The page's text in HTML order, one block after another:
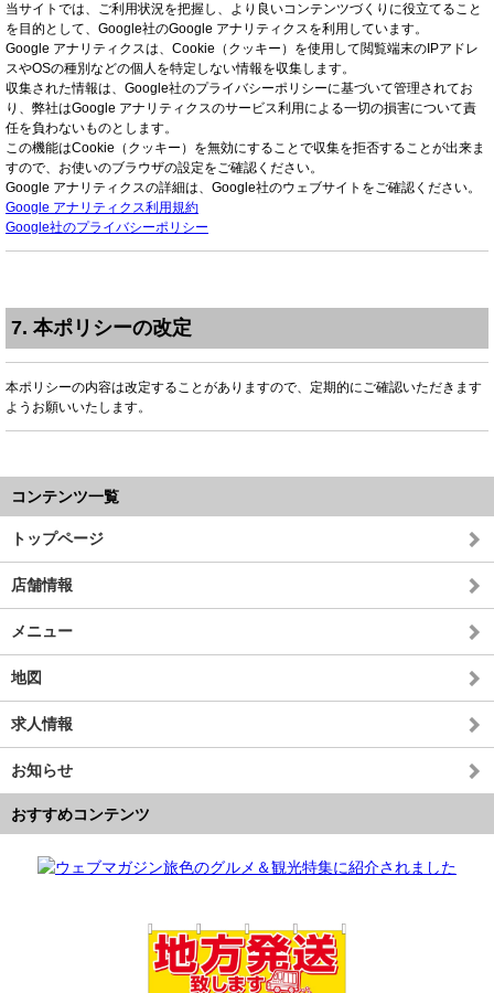
当サイトでは、ご利用状況を把握し、より良いコンテンツづくりに役立てること
を目的として、Google社のGoogle アナリティクスを利用しています。
Google アナリティクスは、Cookie（クッキー）を使用して閲覧端末のIPアドレ
スやOSの種別などの個人を特定しない情報を収集します。
収集された情報は、Google社のプライバシーポリシーに基づいて管理されてお
り、弊社はGoogle アナリティクスのサービス利用による一切の損害について責
任を負わないものとします。
この機能はCookie（クッキー）を無効にすることで収集を拒否することが出来ま
すので、お使いのブラウザの設定をご確認ください。
Google アナリティクスの詳細は、Google社のウェブサイトをご確認ください。
Google アナリティクス利用規約
Google社のプライバシーポリシー
7. 本ポリシーの改定
本ポリシーの内容は改定することがありますので、定期的にご確認いただきます
ようお願いいたします。
コンテンツ一覧
トップページ
店舗情報
メニュー
地図
求人情報
お知らせ
おすすめコンテンツ